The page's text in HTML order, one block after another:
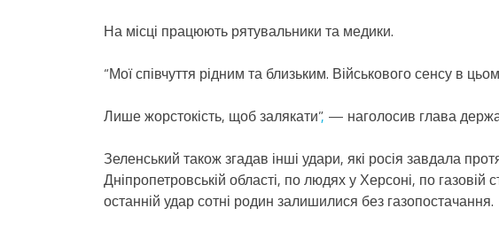
На місці працюють рятувальники та медики.
“Мої співчуття рідним та близьким. Військового сенсу в
Лише жорстокість, щоб залякати”, — наголосив глава
Зеленський також згадав інші удари, які росія завдала
Дніпропетровській області, по людях у Херсоні, по
останній удар сотні родин залишилися без газопостачання.